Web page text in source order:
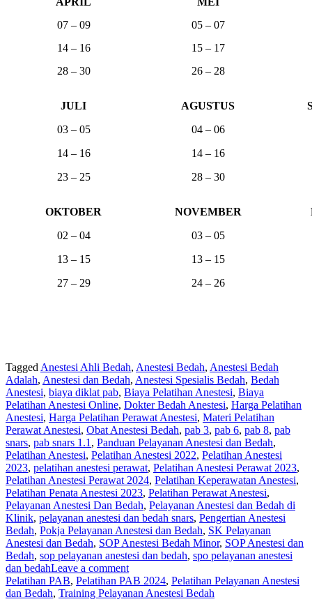
07 – 09
05 – 07
14 – 16
15 – 17
28 – 30
26 – 28
JULI AGUSTUS
03 – 05
04 – 06
14 – 16
14 – 16
23 – 25
28 – 30
OKTOBER NOVEMBER
02 – 04
03 – 05
13 – 15
13 – 15
27 – 29
24 – 26
Tagged Anestesi Ahli Bedah, Anestesi Bedah, Anestesi Bedah
Adalah, Anestesi dan Bedah, Anestesi Spesialis Bedah, Bedah
Anestesi, biaya diklat pab, Biaya Pelatihan Anestesi, Biaya
Pelatihan Anestesi Online, Dokter Bedah Anestesi, Harga Pelatihan
Anestesi, Harga Pelatihan Perawat Anestesi, Materi Pelatihan
Perawat Anestesi, Obat Anestesi Bedah, pab 3, pab 6, pab 8, pab
snars, pab snars 1.1 , Panduan Pelayanan Anestesi dan Bedah,
Pelatihan Anestesi, Pelatihan Anestesi 2022, Pelatihan Anestesi
2023, pelatihan anestesi perawat, Pelatihan Anestesi Perawat 2023,
Pelatihan Anestesi Perawat 2024, Pelatihan Keperawatan Anestesi,
Pelatihan Penata Anestesi 2023, Pelatihan Perawat Anestesi,
Pelayanan Anestesi Dan Bedah, Pelayanan Anestesi dan Bedah di
Klinik, pelayanan anestesi dan bedah snars, Pengertian Anestesi
Bedah, Pokja Pelayanan Anestesi dan Bedah, SK Pelayanan
Anestesi dan Bedah, SOP Anestesi Bedah Minor, SOP Anestesi dan
Bedah, sop pelayanan anestesi dan bedah, spo pelayanan anestesi
dan bedahLeave a comment
Pelatihan PAB, Pelatihan PAB 2024, Pelatihan Pelayanan Anestesi
dan Bedah, Training Pelayanan Anestesi Bedah